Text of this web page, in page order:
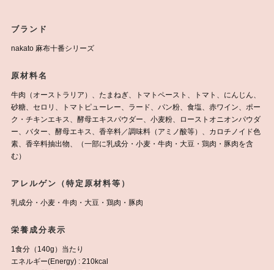
nakato 麻布十番シリーズ
原材料名
牛肉（オーストラリア）、たまねぎ、トマトペースト、トマト、にんじん、
砂糖、セロリ、トマトピューレー、ラード、パン粉、食塩、赤ワイン、ポー
ク・チキンエキス、酵母エキスパウダー、小麦粉、ローストオニオンパウダ
ー、バター、酵母エキス、香辛料／調味料（アミノ酸等）、カロチノイド色
む）
乳成分・小麦・牛肉・大豆・鶏肉・豚肉
栄養成分表示